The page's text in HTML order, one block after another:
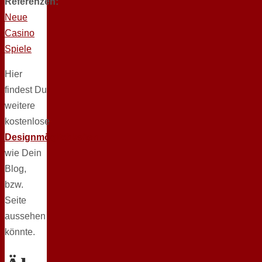
Neue
Casino
Spiele
Hier
findest Du
weitere
kostenlose
Designmöglichkeiten
wie Dein
Blog,
bzw.
Seite
aussehen
könnte.